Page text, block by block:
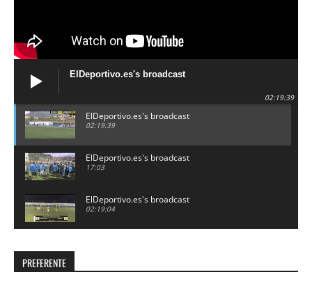
ElDeportivo.es's broadcast
02:19:39
ElDeportivo.es's broadcast
02:19:39
ElDeportivo.es's broadcast
17:03
ElDeportivo.es's broadcast
02:19:04
PREFERENTE